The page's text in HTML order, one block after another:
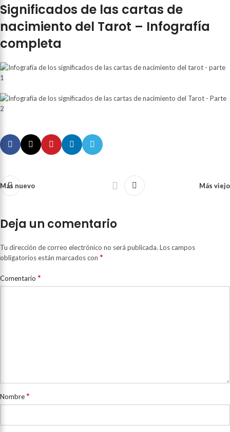
Significados de las cartas de
nacimiento del Tarot – Infografía
completa
Más nuevo Más viejo
Deja un comentario
Tu dirección de correo electrónico no será publicada. Los campos
obligatorios están marcados con *
Comentario *
Nombre*